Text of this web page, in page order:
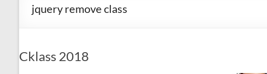
las
Estrellas
jquery remove class
Cklass 2018